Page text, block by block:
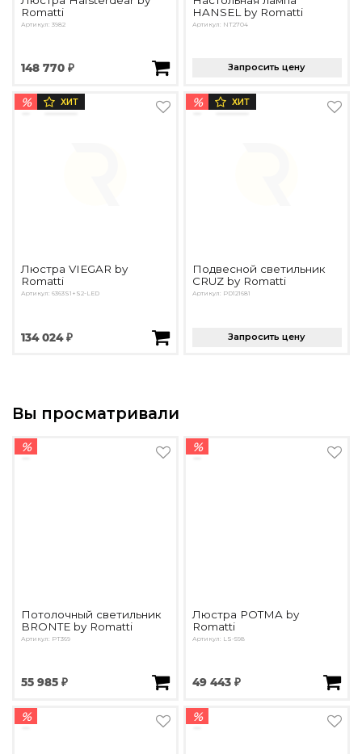
Romatti
Артикул: 3982
148 770 ₽
HANSEL by Romatti
Артикул: NT2704
Запросить цену
% ХИТ
Люстра VIEGAR by
Romatti
Артикул: 6363S1+S2-LED
134 024 ₽
% ХИТ
Подвесной светильник
CRUZ by Romatti
Артикул: PD121681
Запросить цену
Вы просматривали
%
Потолочный светильник
BRONTE by Romatti
Артикул: PT369
55 985 ₽
%
Люстра POTMA by
Romatti
Артикул: LS-598
49 443 ₽
% %